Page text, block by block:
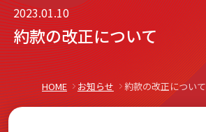
ー
ワ
ー
ド
で
探
らくらくネット情報便
ー
ド
で
探
す
2023.01.10
約款の改正について
HOME お知らせ 約款の改正について